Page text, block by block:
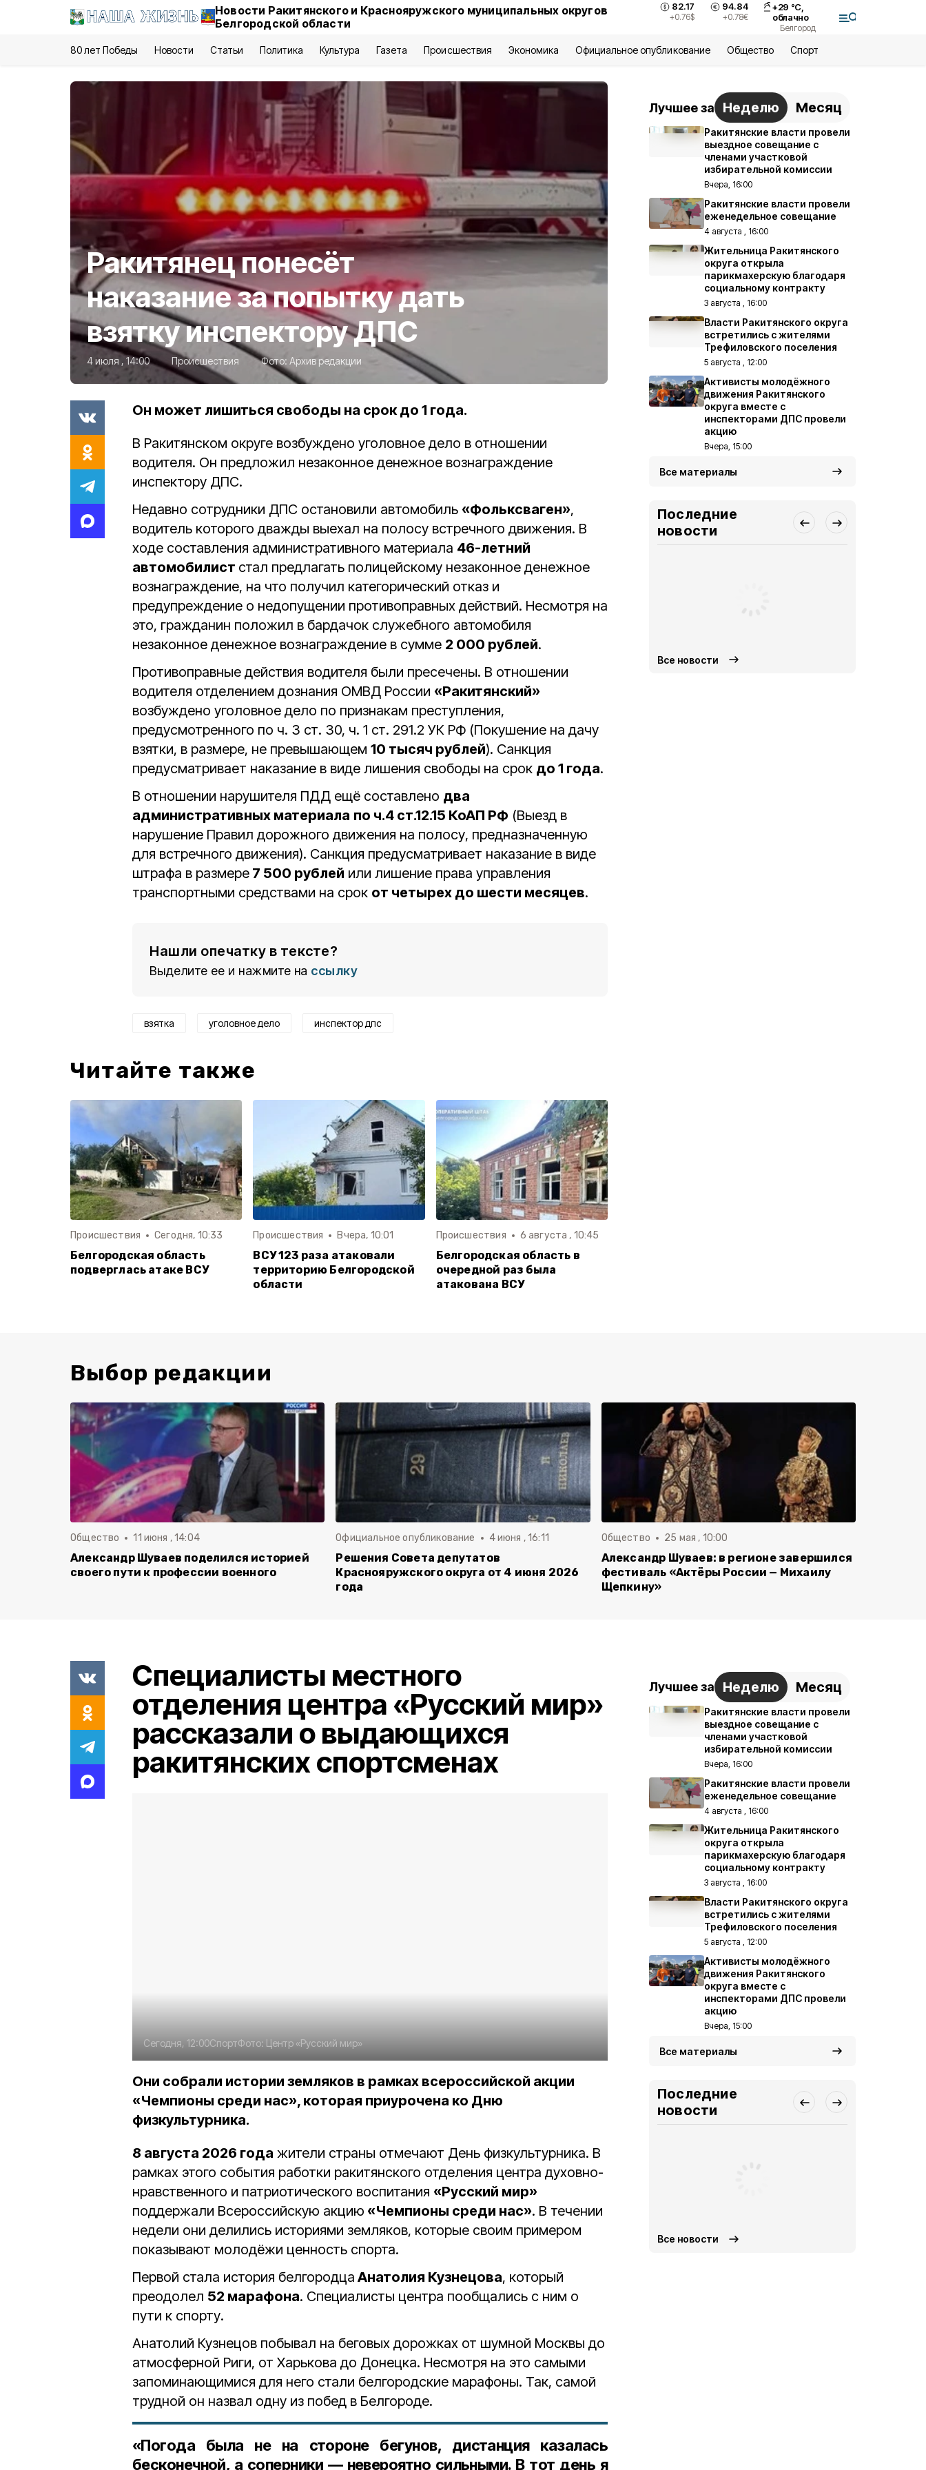
Новости Ракитянского и Краснояружского муниципальных округов
Белгородской области
82.17
+0.76$
94.84
+0.78€
+29 °С,
облачно
Белгород
80 лет Победы Новости Статьи Политика Культура Газета Происшествия Экономика Официальное опубликование Общество Спорт
Ракитянец понесёт
наказание за попытку дать
взятку инспектору ДПС
4 июля , 14:00 Происшествия Фото: Архив редакции
Он может лишиться свободы на срок до 1 года.
В Ракитянском округе возбуждено уголовное дело в отношении
водителя. Он предложил незаконное денежное вознаграждение
инспектору ДПС.
Недавно сотрудники ДПС остановили автомобиль «Фольксваген»,
водитель которого дважды выехал на полосу встречного движения. В
ходе составления административного материала 46-летний
автомобилист стал предлагать полицейскому незаконное денежное
вознаграждение, на что получил категорический отказ и
предупреждение о недопущении противоправных действий. Несмотря на
это, гражданин положил в бардачок служебного автомобиля
незаконное денежное вознаграждение в сумме 2 000 рублей.
Противоправные действия водителя были пресечены. В отношении
водителя отделением дознания ОМВД России «Ракитянский»
возбуждено уголовное дело по признакам преступления,
предусмотренного по ч. 3 ст. 30, ч. 1 ст. 291.2 УК РФ (Покушение на дачу
взятки, в размере, не превышающем 10 тысяч рублей). Санкция
предусматривает наказание в виде лишения свободы на срок до 1 года.
В отношении нарушителя ПДД ещё составлено два
административных материала по ч.4 ст.12.15 КоАП РФ (Выезд в
нарушение Правил дорожного движения на полосу, предназначенную
для встречного движения). Санкция предусматривает наказание в виде
штрафа в размере 7 500 рублей или лишение права управления
транспортными средствами на срок от четырех до шести месяцев.
Нашли опечатку в тексте?
Выделите ее и нажмите на ссылку
взятка уголовное дело инспектор дпс
Читайте также
Происшествия Сегодня, 10:33
Белгородская область
подверглась атаке ВСУ
Происшествия Вчера, 10:01
ВСУ 123 раза атаковали
территорию Белгородской
области
Происшествия 6 августа , 10:45
Белгородская область в
очередной раз была
атакована ВСУ
Лучшее за Неделю Месяц
Ракитянские власти провели
выездное совещание с
членами участковой
избирательной комиссии
Вчера, 16:00
Ракитянские власти провели
еженедельное совещание
4 августа , 16:00
Жительница Ракитянского
округа открыла
парикмахерскую благодаря
социальному контракту
3 августа , 16:00
Власти Ракитянского округа
встретились с жителями
Трефиловского поселения
5 августа , 12:00
Активисты молодёжного
движения Ракитянского
округа вместе с
инспекторами ДПС провели
акцию
Вчера, 15:00
Все материалы
Последние
новости
Все новости
Выбор редакции
Общество 11 июня , 14:04
Александр Шуваев поделился историей
своего пути к профессии военного
Официальное опубликование 4 июня , 16:11
Решения Совета депутатов
Краснояружского округа от 4 июня 2026
года
Общество 25 мая , 10:00
Александр Шуваев: в регионе завершился
фестиваль «Актёры России — Михаилу
Щепкину»
Специалисты местного
отделения центра «Русский мир»
рассказали о выдающихся
ракитянских спортсменах
Сегодня, 12:00СпортФото: Центр «Русский мир»
Они собрали истории земляков в рамках всероссийской акции
«Чемпионы среди нас», которая приурочена ко Дню
физкультурника.
8 августа 2026 года жители страны отмечают День физкультурника. В
рамках этого события работки ракитянского отделения центра духовно-
нравственного и патриотического воспитания «Русский мир»
поддержали Всероссийскую акцию «Чемпионы среди нас». В течении
недели они делились историями земляков, которые своим примером
показывают молодёжи ценность спорта.
Первой стала история белгородца Анатолия Кузнецова, который
преодолел 52 марафона. Специалисты центра пообщались с ним о
пути к спорту.
Анатолий Кузнецов побывал на беговых дорожках от шумной Москвы до
атмосферной Риги, от Харькова до Донецка. Несмотря на это самыми
запоминающимися для него стали белгородские марафоны. Так, самой
трудной он назвал одну из побед в Белгороде.
«Погода была не на стороне бегунов, дистанция казалась
бесконечной, а соперники — невероятно сильными. В тот день я
Лучшее за Неделю Месяц
Ракитянские власти провели
выездное совещание с
членами участковой
избирательной комиссии
Вчера, 16:00
Ракитянские власти провели
еженедельное совещание
4 августа , 16:00
Жительница Ракитянского
округа открыла
парикмахерскую благодаря
социальному контракту
3 августа , 16:00
Власти Ракитянского округа
встретились с жителями
Трефиловского поселения
5 августа , 12:00
Активисты молодёжного
движения Ракитянского
округа вместе с
инспекторами ДПС провели
акцию
Вчера, 15:00
Все материалы
Последние
новости
Все новости